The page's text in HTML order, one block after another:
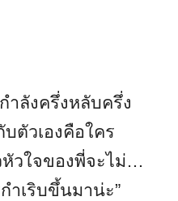
ำลังครึ่งหลับครึ่ง
ตัวเองคือใคร
หัวใจของพี่จะไม่…
ำเริบขึ้นมาน่ะ”